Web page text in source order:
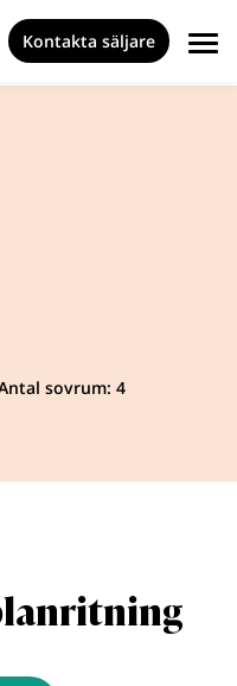
Kontakta säljare
sovrum: 4